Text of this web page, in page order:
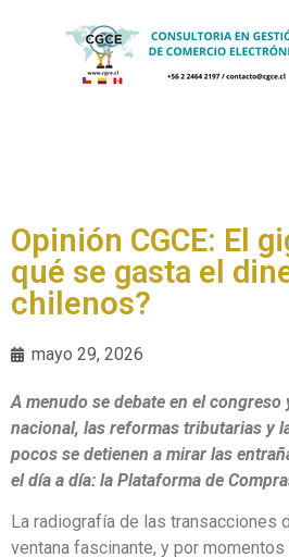
Opinión CGCE: El
qué se gasta el
chilenos?
mayo 29, 2026
A menudo se debate en el
nacional, las reformas tributarias y
pocos se detienen a mirar las
el día a día: la Plataforma de
La radiografía de las transacciones
ventana fascinante, y por